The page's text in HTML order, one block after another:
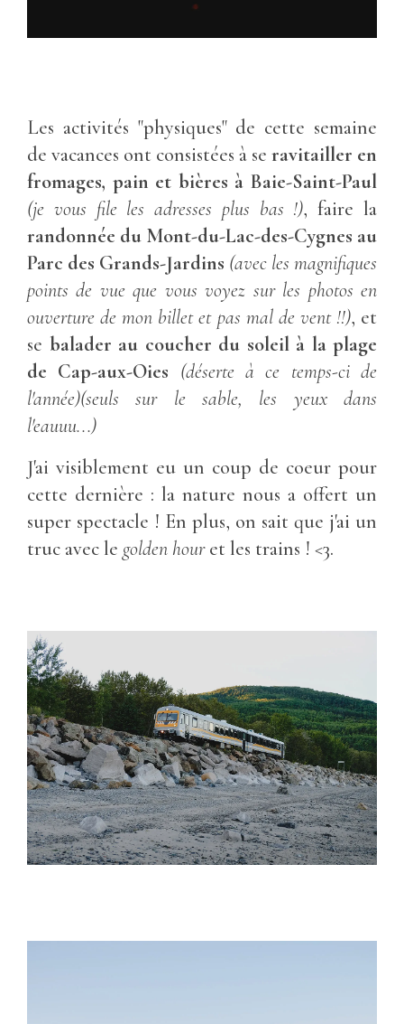
Les activités "physiques" de cette semaine
de vacances ont consistées à se ravitailler en
fromages, pain et bières à Baie-Saint-Paul
(je vous file les adresses plus bas !), faire la
randonnée du Mont-du-Lac-des-Cygnes au
Parc des Grands-Jardins (avec les magnifiques
points de vue que vous voyez sur les photos en
ouverture de mon billet et pas mal de vent !!), et
se balader au coucher du soleil à la plage
de Cap-aux-Oies (déserte à ce temps-ci de
l'année)(seuls sur le sable, les yeux dans
l'eauuu...)
J'ai visiblement eu un coup de coeur pour
cette dernière : la nature nous a offert un
super spectacle ! En plus, on sait que j'ai un
truc avec le golden houret les trains ! <3.